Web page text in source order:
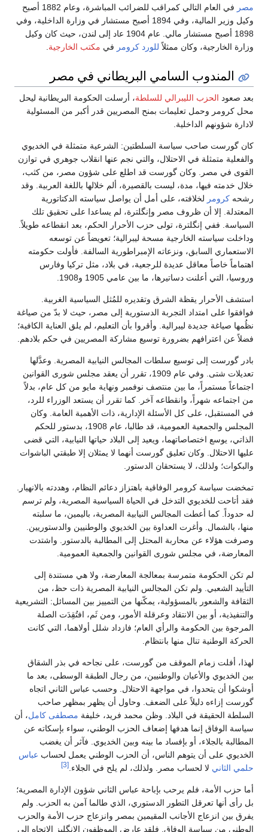
مصر
في العام التالي كمراقب للضرائب المباشرة، وعام 1882 أصبح
وكيل وزير المالية، وفي 1894 أصبح مستشار في وزارة الداخلية، وفي
1898 أصبح مستشار مالي. عام 1904 عاد إلى لندن، حيث كان وكيل
وزارة الخارجية، وكان ممثلاً للورد كرومر في مكتب الخارجية.
المندوب السامي البريطاني في مصر
بعد صعود الحزب الليبرالي للسلطة، أرسلت الحكومة البريطانية ليحل
محل كرومر وحمل تعليمات بمنح المصريين قدر أكبر من المسئولية
لادارة شؤونهم الداخلية.
كان گورست صاحب سياسة السلطتين: الشرعية متمثلة في الخديوي
والفعلية متمثلة في الاحتلال، والتي نجم عنها انقلاب جوهري في توازن
القوى في مصر. وكان گورست قد اطلع على شؤون مصر، من كثب،
خلال خدمته فيها، مدة، ليست بالقصيرة، ألم خلالها باللغة العربية. وقد
رشحه كرومر لخلافته، على أمل أن يواصل سياسته الدكتاتورية
المعتدلة. إلا أن ظروف مصر وإنگلترة، لم يساعدا على تحقيق تلك
السياسة. ففي إنگلترة، تولى حزب الأحرار الحكم، بعد انقطاعه طويلاً.
وداخلت سياسته الخارجية مسحة ليبرالية؛ تعويضاً عن توسعه
الاستعماري السابق، ونزعاته الإمبراطورية السالفة. فأولت حكومته
اهتماماً خاصاً معاقل عديدة للرجعية، في بلاد، مثل تركيا وفارس
وروسيا، التي أعلنت دساتيرها، ما بين عامي 1905 و1908.
استشف الأحرار يقظة الشرق وتقديره للمُثل السياسية الغربية.
فوافقوا على امتداد التجربة الدستورية إلى مصر، حيث لا بدّ من صياغة
نظُمها صياغة جديدة ليبرالية. وأقروا بأن التعليم، لم يلق العناية الكافية؛
فضلاً عن اعترافهم بضرورة توسيع مشاركة المصريين في حكم بلادهم.
بادر گورست إلى توسيع سلطات المجالس النيابية المصرية. وعدَّلها
تعديلات شتى. وفي عام 1909، تقرر أن يعقد مجلس شورى القوانين
اجتماعاً مستمراً، ما بين منتصف نوفمبر ونهاية مايو من كل عام، بدلاً
من اجتماعه شهراً، وانقطاعه آخر. كما تقرر أن يستعد الوزراء للرد،
في المستقبل، على كل الأسئلة الإدارية، ذات الأهمية العامة. وكان
المجلس والجمعية العمومية، قد طالبا، عام 1908، بدستور للحكم
الذاتي، يوسع اختصاصاتهما، ويعيد إلى البلاد حياتها النيابية، التي قضى
عليها الاحتلال. وكان تعليق گورست أنهما لا يمثلان إلا طبقتي الباشوات
والبكوات؛ ولذلك، لا يستحقان الدستور.
تمخضت سياسة كرومر الوفاقية باهتزاز دعائم النظام، وهددته بالانهيار.
فقد أتاحت للخديوي التدخل في الحياة السياسية المصرية، ولم ترسم
له حدوداً. كما أعطت المجالس النيابية المصرية، باليمين، ما سلبته
منها، بالشمال. وأغرت العداوة بين الخديوي والوطنيين والدستوريين.
وصرفت هؤلاء عن محاربة المحتل إلى المطالبة بالدستور. واشتدت
المعارضة، في مجلس شورى القوانين والجمعية العمومية.
لم تكن الحكومة متمرسة بمعالجة المعارضة، ولا هي مستندة إلى
التأييد الشعبي. ولم تكن المجالس النيابية المصرية ذات حظ، من
الثقافة والشعور بالمسؤولية، يمكّنها من التمييز بين المسائل: التشريعية
والتنفيذية، أو بين الانتقاد وعرقلة الأمور، ومن ثَم، افتُقِدَت الصلة
المرجوة بين الحكومة والرأي العام؛ فازداد شلل أولاهما، التي كانت
الحركة الوطنية تنال منها بانتظام.
لهذا، أفلت زمام الموقف من گورست، على نجاحه في بذر الشقاق
بين الخديوي والأعيان والوطنيين، من رجال الطبقة الوسطى، بعد ما
أوشكوا أن يتحدوا، في مواجهة الاحتلال. وحسب عباس الثاني اتجاه
گورست إزاءه دليلاً على الضعف. وحاول أن يظهر بمظهر صاحب
السلطة الحقيقة في البلاد. وظن محمد فريد، خليفة مصطفى كامل، أن
سياسة الوفاق إنما هدفها إضعاف الحزب الوطني، سواء بإسكاته عن
المطالبة بالجلاء، أو بإفساد ما بينه وبين الخديوي. فآثر أن يغضب
الخديوي على أن يتوهم الناس، أن الحزب الوطني يعمل لحساب عباس
حلمي الثاني لا لحساب مصر. ولذلك، لم يلح في الجلاء. [3]
أما حزب الأمة، فلم يرحب بإباحة عباس الثاني شؤون الإدارة المصرية؛
بل رأى أنها تعرقل التطور الدستوري، الذي طالما آمن به الحزب. ولم
يفرق بين انزعاج الأجانب المقيمين بمصر وانزعاج حزب الأمة والحزب
الوطني من سياسة الوفاق. فلقد عارض الموظفون الإنگليز الاتجاه إلى